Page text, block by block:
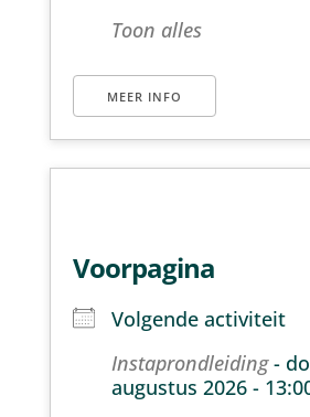
Toon alles
MEER INFO
Voorpagina
Volgende activiteit
Instaprondleiding-
augustus 2026 -